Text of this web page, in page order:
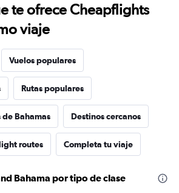
te ofrece Cheapflights
viaje
Vuelos populares
Rutas populares
Bahamas Destinos cercanos
routes Completa tu viaje
Bahama por tipo de clase